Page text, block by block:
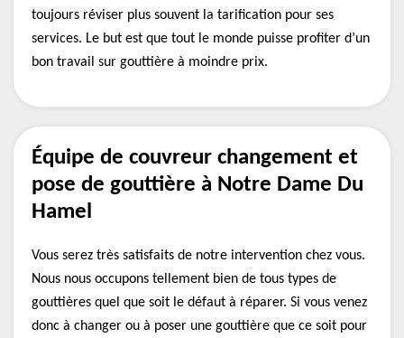
toujours réviser plus souvent la tarification pour ses
services. Le but est que tout le monde puisse profiter d’un
bon travail sur gouttière à moindre prix.
Équipe de couvreur changement et
pose de gouttière à Notre Dame Du
Hamel
Vous serez très satisfaits de notre intervention chez vous.
Nous nous occupons tellement bien de tous types de
gouttières quel que soit le défaut à réparer. Si vous venez
donc à changer ou à poser une gouttière que ce soit pour